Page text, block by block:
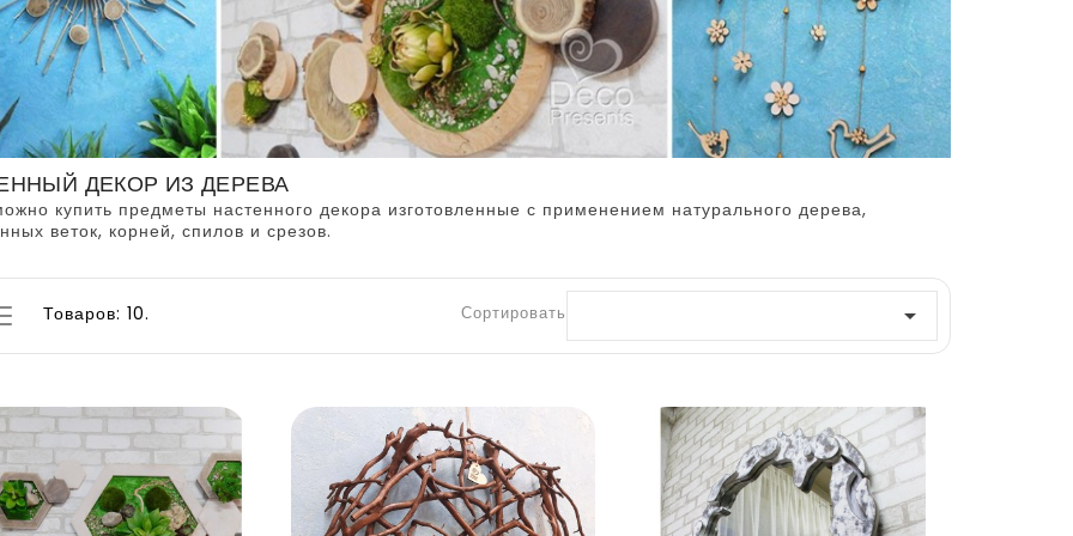
ДЕКОР ИЗ ДЕРЕВА
купить предметы настенного декора изготовленные с применением натурального дерева,
веток, корней, спилов и срезов.
Товаров: 10. Сортировать по: 